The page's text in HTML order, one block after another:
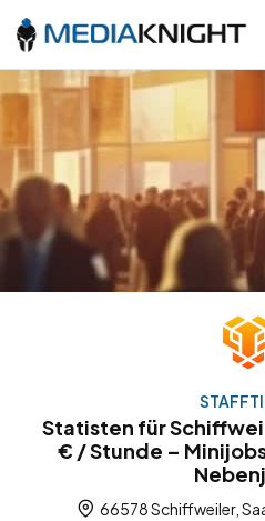
Statisten für
€ / Stunde –
66578 Schiffweiler,